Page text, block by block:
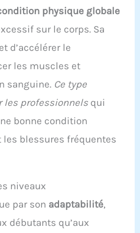
physique globale
sur le corps. Sa
d’accélérer le
les muscles et
sanguine. Ce type
les professionnels qui
bonne condition
blessures fréquentes
niveaux
par son adaptabilité,
débutants qu’aux